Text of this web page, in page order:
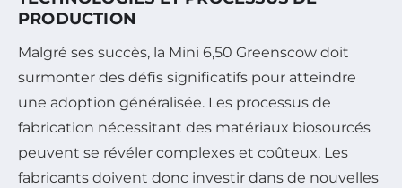
PRODUCTION
Malgré ses succès, la Mini 6,50 Greenscow doit
surmonter des défis significatifs pour atteindre
une adoption généralisée. Les processus de
fabrication nécessitant des matériaux biosourcés
peuvent se révéler complexes et coûteux. Les
fabricants doivent donc investir dans de nouvelles